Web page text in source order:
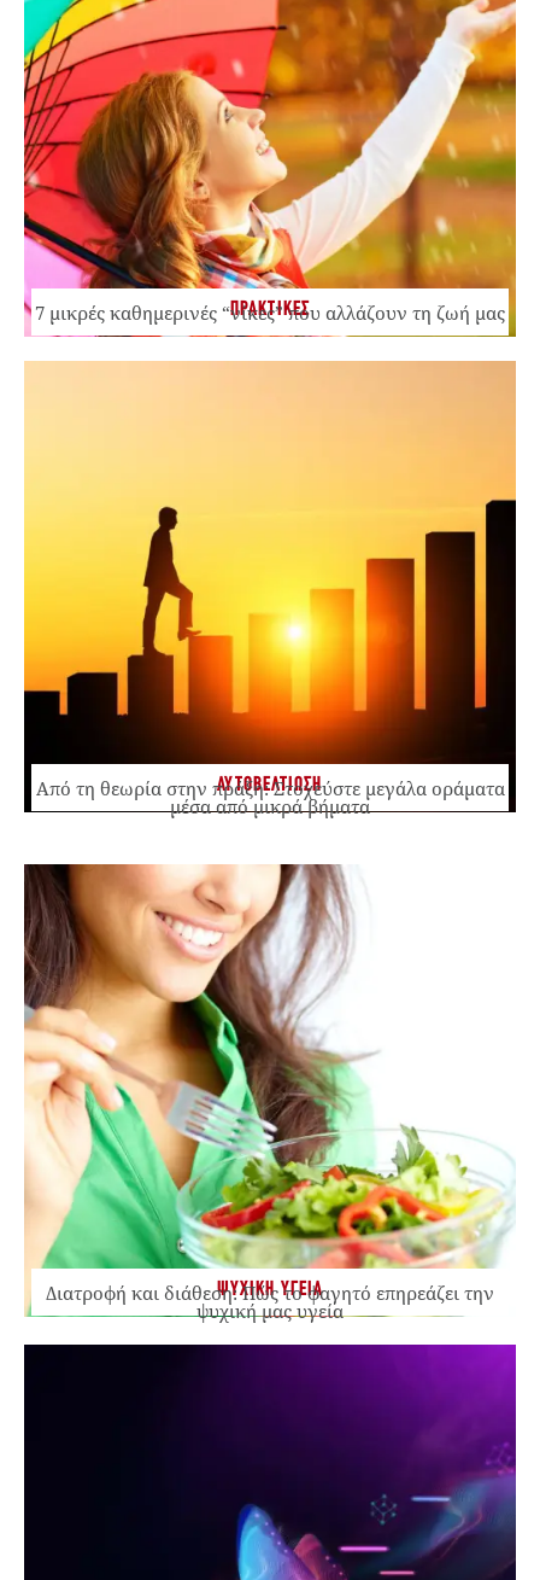
ΠΡΑΚΤΙΚΕΣ
7 μικρές καθημερινές “νίκες” που αλλάζουν τη ζωή μας
ΑΥΤΟΒΕΛΤΙΩΣΗ
Από τη θεωρία στην πράξη: Στοχεύστε μεγάλα οράματα
μέσα από μικρά βήματα
ΨΥΧΙΚΗ ΥΓΕΙΑ
Διατροφή και διάθεση: Πώς το φαγητό επηρεάζει την
ψυχική μας υγεία